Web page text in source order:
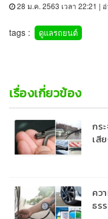
28 ม.ค. 2563 เวลา 22:21 |
tags : ดูแลรถยนต์
เรื่องเกี่ยวข้อง
กร
เสี
คว
ธร